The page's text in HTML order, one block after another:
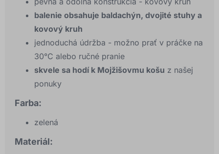
balenie obsahuje baldachýn, dvojité stuhy a
kovový kruh
jednoduchá údržba - možno prať v práčke na
30°C alebo ručné pranie
skvele sa hodí k Mojžišovmu košu z našej
ponuky
Farba:
zelená
Materiál: